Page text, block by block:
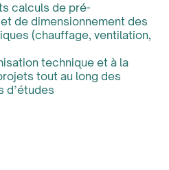
calculs de pré-
de dimensionnement des
(chauffage, ventilation,
technique et à la
tout au long des
d’études